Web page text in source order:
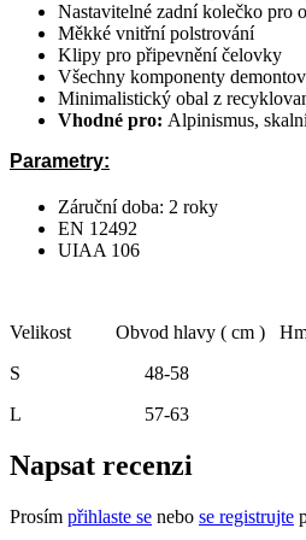
Nastavitelné zadní kolečko pro
Měkké vnitřní polstrování
Klipy pro připevnění čelovky
Všechny komponenty
Minimalistický obal z
Vhodné pro: Alpinismus,
Parametry:
Záruční doba: 2 roky
EN 12492
UIAA 106
Velikost Obvod hlavy ( cm )
S
48-58
L
57-63
Napsat recenzi
Prosím přihlaste se nebo se registrujte